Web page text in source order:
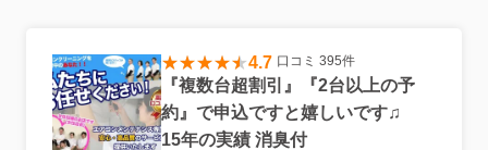
4.7 口コミ 395件
『複数台超割引』『2台以上の予
約』で申込ですと嬉しいです♫
15年の実績 消臭付